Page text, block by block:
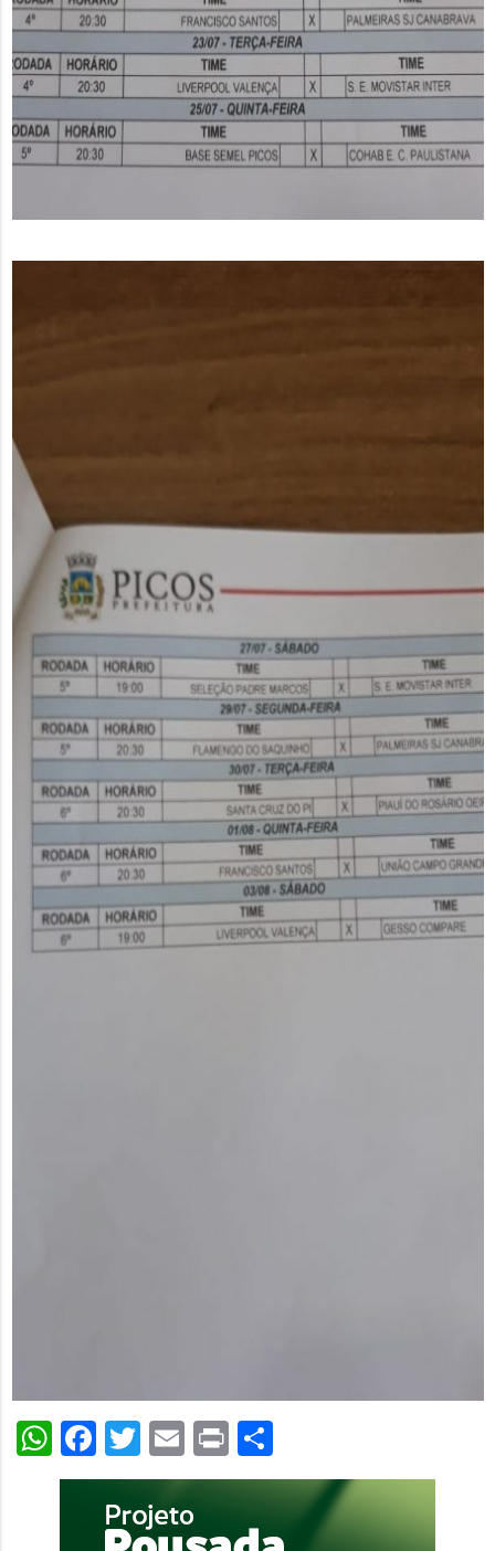
WhatsApp
Facebook
Twitter
Email
PrintShare